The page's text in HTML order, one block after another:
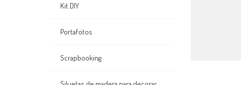
Kit DIY
Portafotos
Scrapbooking